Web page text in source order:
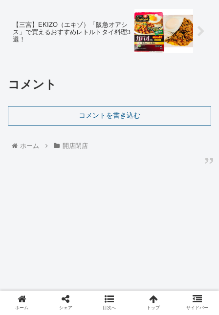
【三宮】EKIZO（エキゾ）「阪急オアシ
ス」で買えるおすすめレトルトタイ料理3
選！
コメント
コメントを書き込む
ホーム 開店閉店
ホーム シェア 目次へ トップ サイドバー